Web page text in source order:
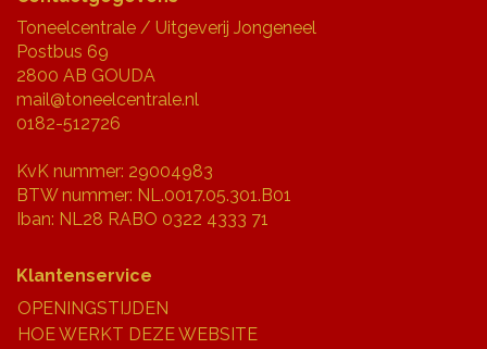
Toneelcentrale / Uitgeverij Jongeneel
Postbus 69
2800 AB GOUDA
mail@toneelcentrale.nl
0182-512726
KvK nummer: 29004983
BTW nummer: NL.0017.05.301.B01
Iban: NL28 RABO 0322 4333 71
Klantenservice
OPENINGSTIJDEN
HOE WERKT DEZE WEBSITE